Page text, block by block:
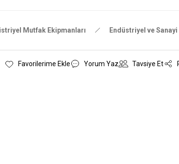
Mutfak Ekipmanları Endüstriyel ve Sanayi
Yorum Yaz Tavsiye Et